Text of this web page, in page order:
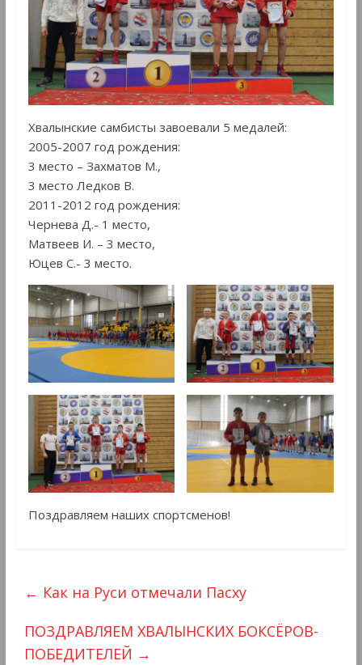
Хвалынские самбисты завоевали 5 медалей:
2005-2007 год рождения:
3 место – Захматов М.,
3 место Ледков В.
2011-2012 год рождения:
Чернева Д.- 1 место,
Матвеев И. – 3 место,
Юцев С.- 3 место.
Поздравляем наших спортсменов!
← Как на Руси отмечали Пасху
ПОЗДРАВЛЯЕМ ХВАЛЫНСКИХ БОКСЁРОВ-
ПОБЕДИТЕЛЕЙ →